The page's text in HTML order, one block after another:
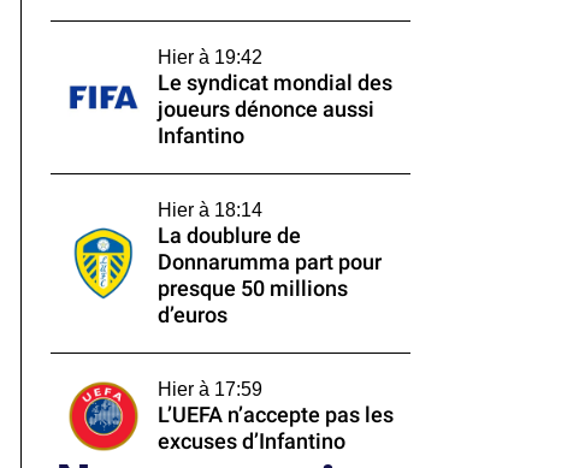
Hier à 19:42
Le syndicat mondial des
joueurs dénonce aussi
Infantino
Hier à 18:14
La doublure de
Donnarumma part pour
presque 50 millions
d’euros
Hier à 17:59
L’UEFA n’accepte pas les
excuses d’Infantino